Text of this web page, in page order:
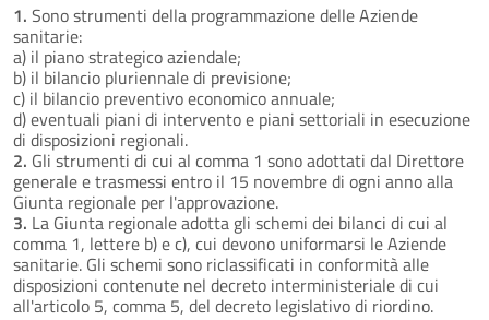
1. Sono strumenti della programmazione delle Aziende
sanitarie:
a) il piano strategico aziendale;
b) il bilancio pluriennale di previsione;
c) il bilancio preventivo economico annuale;
d) eventuali piani di intervento e piani settoriali in esecuzione
di disposizioni regionali.
2. Gli strumenti di cui al comma 1 sono adottati dal Direttore
generale e trasmessi entro il 15 novembre di ogni anno alla
Giunta regionale per l'approvazione.
3. La Giunta regionale adotta gli schemi dei bilanci di cui al
comma 1, lettere b) e c), cui devono uniformarsi le Aziende
sanitarie. Gli schemi sono riclassificati in conformità alle
disposizioni contenute nel decreto interministeriale di cui
all'articolo 5, comma 5, del decreto legislativo di riordino.